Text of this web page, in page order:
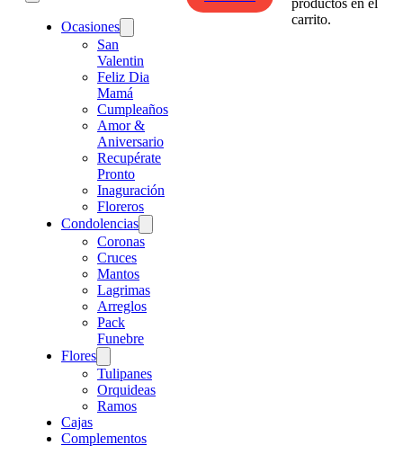
Ocasiones
San
Valentin
Feliz Dia
Mamá
Cumpleaños
Amor &
Aniversario
Recupérate
Pronto
Inaguración
Floreros
Condolencias
Coronas
Cruces
Mantos
Lagrimas
Arreglos
Pack
Funebre
Flores
Tulipanes
Orquideas
Ramos
Cajas
Complementos
productos en el
carrito.